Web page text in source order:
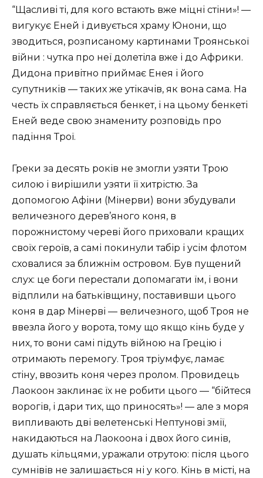
“Щасливі ті, для кого встають вже міцні стіни»! —
вигукує Еней і дивується храму Юнони, що
зводиться, розписаному картинами Троянської
війни : чутка про неї долетіла вже і до Африки.
Дидона привітно приймає Енея і його
супутників — таких же утікачів, як вона сама. На
честь їх справляється бенкет, і на цьому бенкеті
Еней веде свою знамениту розповідь про
падіння Трої.
Греки за десять років не змогли узяти Трою
силою і вирішили узяти її хитрістю. За
допомогою Афіни (Мінерви) вони збудували
величезного дерев’яного коня, в
порожнистому череві його приховали кращих
своїх героїв, а самі покинули табір і усім флотом
сховалися за ближнім островом. Був пущений
слух: це боги перестали допомагати їм, і вони
відплили на батьківщину, поставивши цього
коня в дар Мінерві — величезного, щоб Троя не
ввезла його у ворота, тому що якщо кінь буде у
них, то вони самі підуть війною на Грецію і
отримають перемогу. Троя тріумфує, ламає
стіну, ввозить коня через пролом. Провидець
Лаокоон заклинає їх не робити цього — “бійтеся
ворогів, і дари тих, що приносять»! — але з моря
випливають дві велетенські Нептунові змії,
накидаються на Лаокоона і двох його синів,
душать кільцями, уражали отрутою: після цього
сумнівів не залишається ні у кого. Кінь в місті, на